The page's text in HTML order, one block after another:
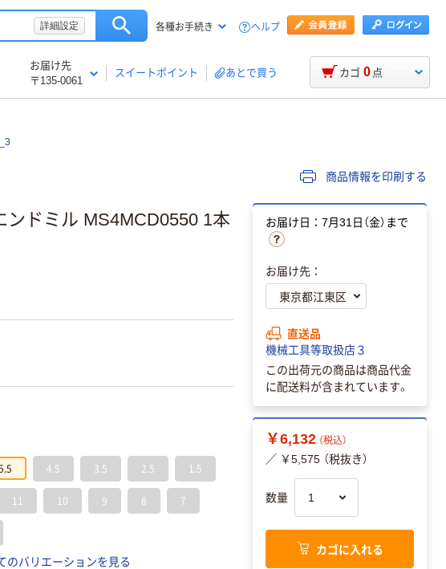
詳細設定 各種お手続き ヘルプ
お届け先
〒135-0061
スイートポイント あとで買う カゴ 0 点
商品情報を印刷する
ドミル MS4MCD0550 1本
4.5 3.5 2.5 1.5
11 10 9 8 7
のバリエーションを見る
お届け日：7月31日（金）まで
お届け先：
直送品
機械工具等取扱店３
この出荷元の商品は商品代金
に配送料が含まれています。
￥6,132 （税込）
／ ￥5,575 （税抜き）
数量
カゴに入れる